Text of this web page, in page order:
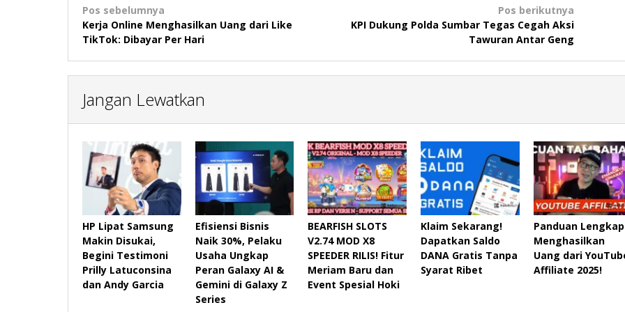
Navigasi
pos
Pos sebelumnya
Kerja Online Menghasilkan Uang dari Like
TikTok: Dibayar Per Hari
Pos berikutnya
KPI Dukung Polda Sumbar Tegas Cegah Aksi
Tawuran Antar Geng
Jangan Lewatkan
HP Lipat Samsung
Makin Disukai,
Begini Testimoni
Prilly Latuconsina
dan Andy Garcia
Efisiensi Bisnis
Naik 30%, Pelaku
Usaha Ungkap
Peran Galaxy AI &
Gemini di Galaxy Z
Series
BEARFISH SLOTS
V2.74 MOD X8
SPEEDER RILIS! Fitur
Meriam Baru dan
Event Spesial Hoki
Klaim Sekarang!
Dapatkan Saldo
DANA Gratis Tanpa
Syarat Ribet
Panduan Lengkap
Menghasilkan
Uang dari
Affiliate 2025!